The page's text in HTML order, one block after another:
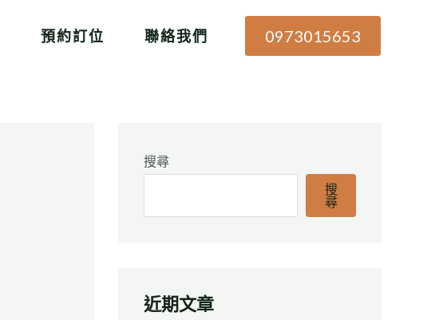
預約訂位 聯絡我們 0973015653
搜尋
搜
尋
近期文章